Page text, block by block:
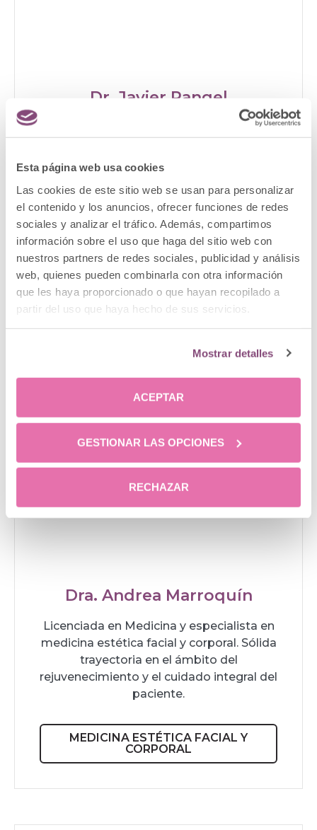
Esta página web usa cookies
Las cookies de este sitio web se usan para personalizar
el contenido y los anuncios, ofrecer funciones de redes
sociales y analizar el tráfico. Además, compartimos
información sobre el uso que haga del sitio web con
nuestros partners de redes sociales, publicidad y análisis
web, quienes pueden combinarla con otra información
que les haya proporcionado o que hayan recopilado a
partir del uso que haya hecho de sus servicios.
Mostrar detalles
ACEPTAR
GESTIONAR LAS OPCIONES
RECHAZAR
Dr. Javier Rangel
Diplomado Universitario en Flebología
Marie Curie al Hospital Salpetriere. París,
MÉDICO ESTÉTICO
Dra. Andrea Marroquín
Licenciada en Medicina y especialista en
medicina estética facial y corporal. Sólida
trayectoria en el ámbito del
rejuvenecimiento y el cuidado integral del
paciente.
MEDICINA ESTÉTICA FACIAL Y
CORPORAL